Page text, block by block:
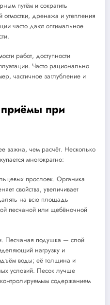
путём и сократить
отмостки, дренажа и утепления
часто дают оптимальное
работ, доступности
Часто рационально
частичное заглубление и
приёмы при
важна, чем расчёт. Несколько
многократно:
прослоек. Органика
свойства, увеличивает
на всю площадь
песчаной или щебёночной
Песчаная подушка — слой
нагрузку и
воды; её толщина и
условий. Песок лучше
содержанием